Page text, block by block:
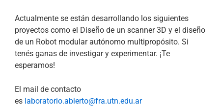
Actualmente se están desarrollando los siguientes
proyectos como el Diseño de un scanner 3D y el diseño
de un Robot modular autónomo multipropósito. Si
tenés ganas de investigar y experimentar. ¡Te
esperamos!
El mail de contacto
es laboratorio.abierto@fra.utn.edu.ar